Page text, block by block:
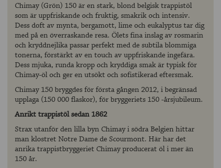
Chimay (Grön) 150 är en stark, blond belgisk trappistöl
som är uppfriskande och fruktig, smakrik och intensiv.
Dess doft av mynta, bergamott, lime och eukalyptus tar dig
med på en överraskande resa. Ölets fina inslag av rosmarin
och kryddnejlika passar perfekt med de subtila blommiga
tonerna, förstärkt av en touch av uppfriskande ingefära.
Dess mjuka, runda kropp och kryddiga smak är typisk för
Chimay-öl och ger en utsökt och sofistikerad eftersmak.
Chimay 150 bryggdes för första gången 2012, i begränsad
upplaga (150 000 flaskor), för bryggeriets 150 -årsjubileum.
Anrikt trappistöl sedan 1862
Strax utanför den lilla byn Chimay i södra Belgien hittar
man klostret Notre Dame de Scourmont. Här har det
anrika trappistbryggeriet Chimay producerat öl i mer än
150 år.